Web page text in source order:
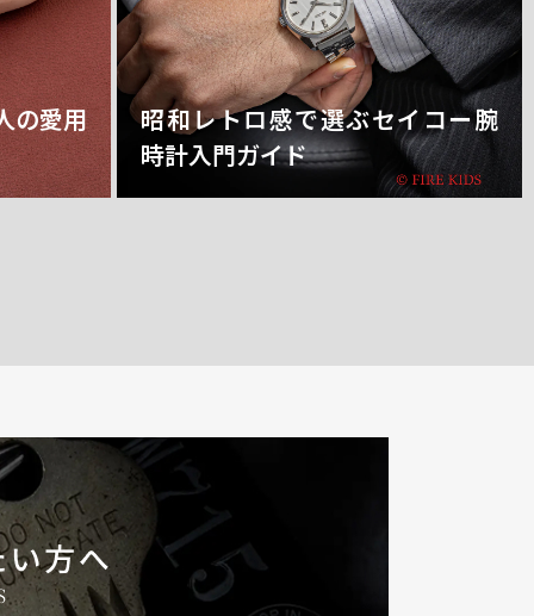
の愛用
昭和レトロ感で選ぶセイコー腕
時計入門ガイド